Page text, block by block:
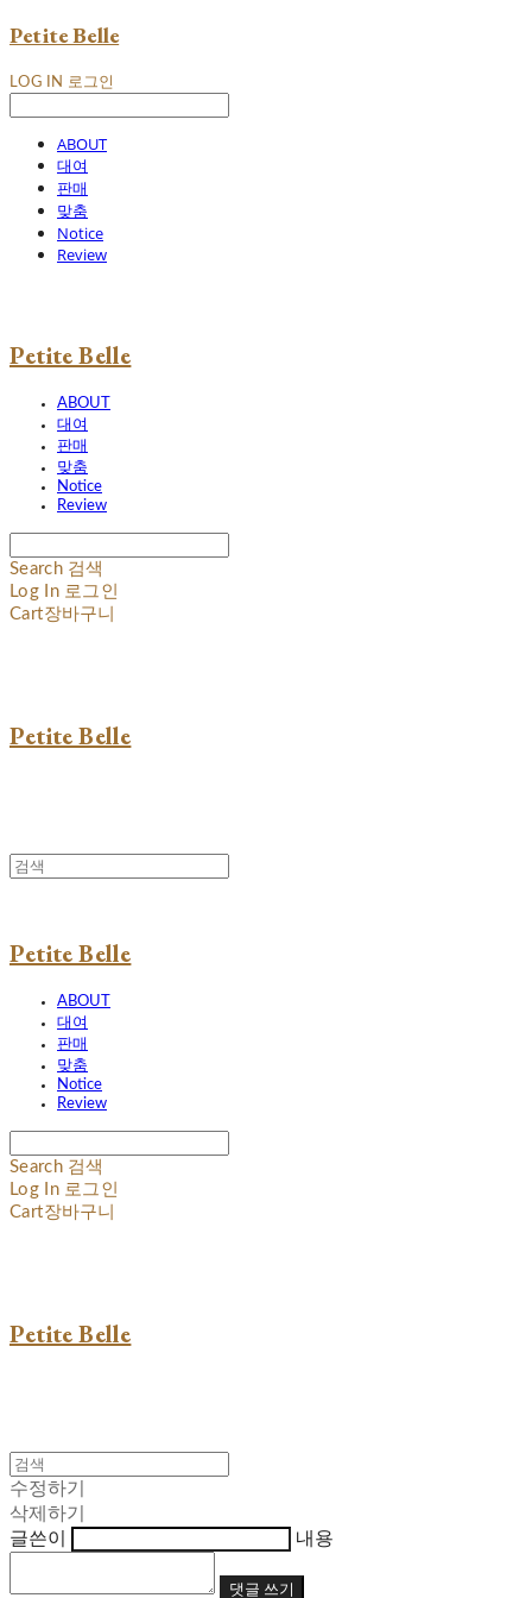
Petite Belle
LOG IN 로그인
ABOUT
대여
판매
맞춤
Notice
Review
Petite Belle
ABOUT
대여
판매
맞춤
Notice
Review
Search 검색
Log In 로그인
Cart장바구니
Petite Belle
Petite Belle
ABOUT
대여
판매
맞춤
Notice
Review
Search 검색
Log In 로그인
Cart장바구니
Petite Belle
수정하기
삭제하기
글쓴이
내용
댓글 쓰기